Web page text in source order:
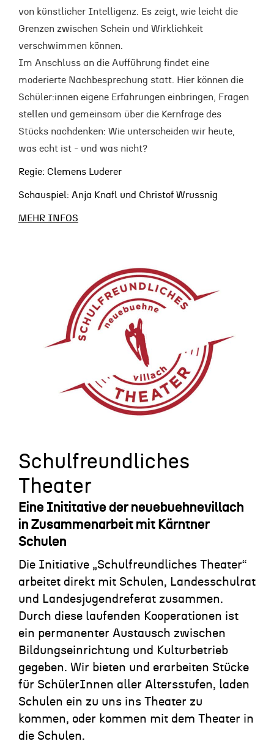
von künstlicher Intelligenz. Es zeigt, wie leicht die
Grenzen zwischen Schein und Wirklichkeit
verschwimmen können.
Im Anschluss an die Aufführung findet eine
moderierte Nachbesprechung statt. Hier können die
Schüler:innen eigene Erfahrungen einbringen, Fragen
stellen und gemeinsam über die Kernfrage des
Stücks nachdenken: Wie unterscheiden wir heute,
was echt ist - und was nicht?
Regie: Clemens Luderer
Schauspiel: Anja Knafl und Christof Wrussnig
MEHR INFOS
Schulfreundliches
Theater
Eine Inititative der neuebuehnevillach
in Zusammenarbeit mit Kärntner
Schulen
Die Initiative „Schulfreundliches Theater“
arbeitet direkt mit Schulen, Landesschulrat
und Landesjugendreferat zusammen.
Durch diese laufenden Kooperationen ist
ein permanenter Austausch zwischen
Bildungseinrichtung und Kulturbetrieb
gegeben. Wir bieten und erarbeiten Stücke
für SchülerInnen aller Altersstufen, laden
Schulen ein zu uns ins Theater zu
kommen, oder kommen mit dem Theater in
die Schulen.